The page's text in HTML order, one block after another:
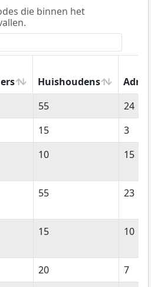
die binnen het
Huishoudens
Huishoudens
55
24
15
3
10 15
55 23
15 10
20
7